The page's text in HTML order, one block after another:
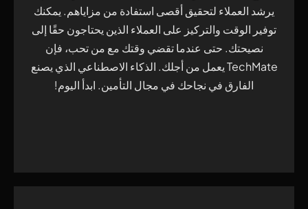
يرشد العملاء لتحقيق أقصى استفادة من مزاياهم. يمكنك
توفير الوقت والتركيز على العملاء الذين يحتاجون حقًا إلى
نصيحتك. حتى عندما تقضي وقتك مع من تحب، فإن
TechMate يعمل من أجلك. الذكاء الاصطناعي الذي يصنع
الفارق في نجاحك في مجال التأمين. ابدأ اليوم!